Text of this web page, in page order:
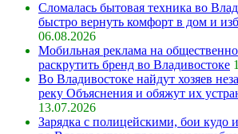
Сломалась бытовая техника во
быстро вернуть комфорт в дом и
06.08.2026
Мобильная реклама на
раскрутить бренд во Владивостоке
Во Владивостоке найдут хозяев
реку Объяснения и обяжут их
13.07.2026
Зарядка с полицейскими, бои кудо